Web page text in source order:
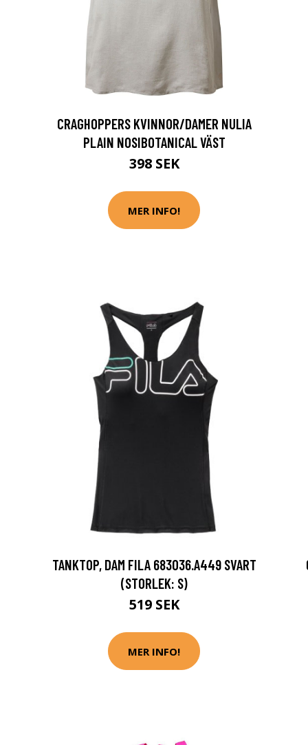
CRAGHOPPERS KVINNOR/DAMER NULIA
PLAIN NOSIBOTANICAL VÄST
398 SEK
MER INFO!
TANKTOP, DAM FILA 683036.A449 SVART
(STORLEK: S)
519 SEK
MER INFO!